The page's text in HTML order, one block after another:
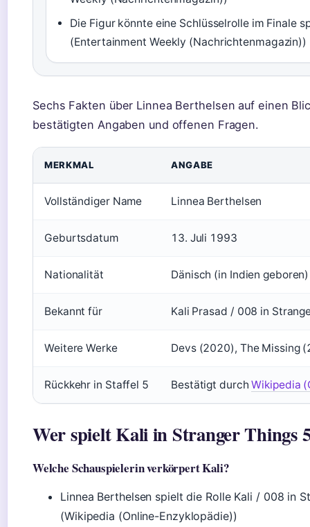
Die Figur könnte eine Schlüsselrolle im Finale
(Entertainment Weekly (Nachrichtenmagazin))
Sechs Fakten über Linnea Berthelsen auf einen
bestätigten Angaben und offenen Fragen.
MERKMAL ANGABE
Vollständiger Name Linnea Berthelsen
Geburtsdatum 13. Juli 1993
Nationalität Dänisch (in Indien geboren)
Bekannt für Kali Prasad / 008 in
Weitere Werke Devs (2020), The Missing
Rückkehr in Staffel 5 Bestätigt durchWikipedia
Wer spielt Kali in Stranger Things
Welche Schauspielerin verkörpert Kali?
Linnea Berthelsen spielt die Rolle Kali / 008 in
(Wikipedia (Online-Enzyklopädie))